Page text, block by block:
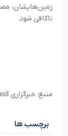
زمین‌هایشان،
ناکافی شود.
منبع: خبرگزاری Agencia Brasil
برچسب ها